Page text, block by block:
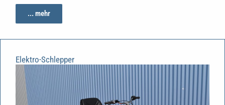
... mehr
Elektro-Schlepper